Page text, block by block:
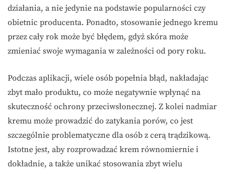
działania, a nie jedynie na podstawie popularności czy
obietnic producenta. Ponadto, stosowanie jednego kremu
przez cały rok może być błędem, gdyż skóra może
zmieniać swoje wymagania w zależności od pory roku.
Podczas aplikacji, wiele osób popełnia błąd, nakładając
zbyt mało produktu, co może negatywnie wpłynąć na
skuteczność ochrony przeciwsłonecznej. Z kolei nadmiar
kremu może prowadzić do zatykania porów, co jest
szczególnie problematyczne dla osób z cerą trądzikową.
Istotne jest, aby rozprowadzać krem równomiernie i
dokładnie, a także unikać stosowania zbyt wielu